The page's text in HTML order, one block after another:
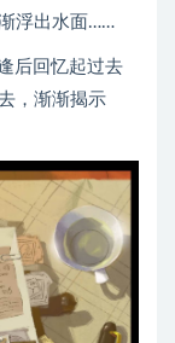
浮出水面……
后回忆起过去
，渐渐揭示